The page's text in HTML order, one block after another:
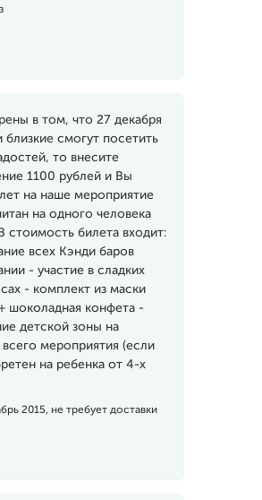
в том, что 27 декабря
смогут посетить
то внесите
1100 рублей и Вы
на наше мероприятие
на одного человека
стоимость билета входит:
всех Кэнди баров
- участие в сладких
- комплект из маски
шоколадная конфета -
детской зоны на
мероприятия (если
на ребенка от 4-х
2015, не требует доставки